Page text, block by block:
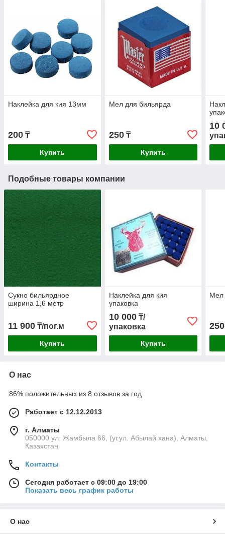
Наклейка для кия 13мм
200 ₸
Купить
Мел для бильярда
250₸
Купить
10
Подобные товары компании
Сукно бильярдное
ширина 1,6 метр
11 900 ₸/пог.м
Купить
Наклейка для кия
упаковка
10 000₸/
упаковка
Купить
Мел
250
О нас
86% положительных из 8 отзывов за год
Работает с 12.12.2013
г. Алматы
050000 ул. Жамбыла 66, (уг.ул. Абылай хана), Алматы,
Казахстан
Контакты
Сегодня работает с 09:00 до 19:00
Показать весь график работы
О нас